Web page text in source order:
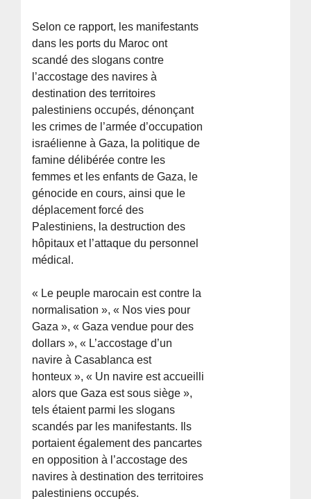
Selon ce rapport, les manifestants
dans les ports du Maroc ont
scandé des slogans contre
l’accostage des navires à
destination des territoires
palestiniens occupés, dénonçant
les crimes de l’armée d’occupation
israélienne à Gaza, la politique de
famine délibérée contre les
femmes et les enfants de Gaza, le
génocide en cours, ainsi que le
déplacement forcé des
Palestiniens, la destruction des
hôpitaux et l’attaque du personnel
médical.
« Le peuple marocain est contre la
normalisation », « Nos vies pour
Gaza », « Gaza vendue pour des
dollars », « L’accostage d’un
navire à Casablanca est
honteux », « Un navire est accueilli
alors que Gaza est sous siège »,
tels étaient parmi les slogans
scandés par les manifestants. Ils
portaient également des pancartes
en opposition à l’accostage des
navires à destination des territoires
palestiniens occupés.